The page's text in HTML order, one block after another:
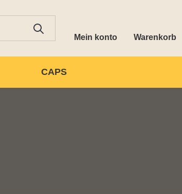
Mein konto Warenkorb
CAPS